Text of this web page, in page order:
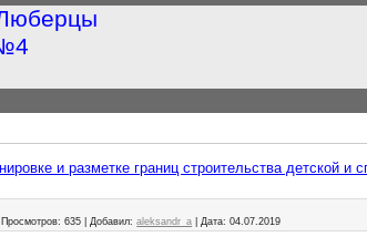
Люберцы
и разметке границ строительства детской и
Просмотров: 635 Добавил: aleksandr_a Дата: 04.07.2019